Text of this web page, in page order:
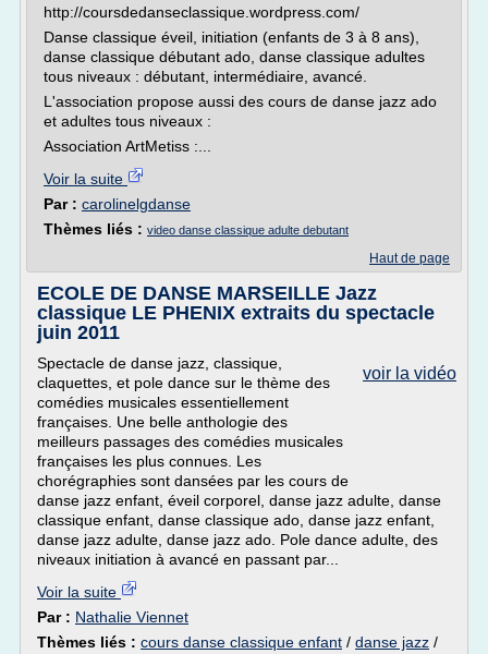
http://coursdedanseclassique.wordpress.com/
Danse classique éveil, initiation (enfants de 3 à 8 ans),
danse classique débutant ado, danse classique adultes
tous niveaux : débutant, intermédiaire, avancé.
L'association propose aussi des cours de danse jazz ado
et adultes tous niveaux :
Association ArtMetiss :...
Voir la suite
Par : carolinelgdanse
Thèmes liés : video danse classique adulte debutant
Haut de page
ECOLE DE DANSE MARSEILLE Jazz
classique LE PHENIX extraits du spectacle
juin 2011
voir la vidéo
Spectacle de danse jazz, classique,
claquettes, et pole dance sur le thème des
comédies musicales essentiellement
françaises. Une belle anthologie des
meilleurs passages des comédies musicales
françaises les plus connues. Les
chorégraphies sont dansées par les cours de
danse jazz enfant, éveil corporel, danse jazz adulte, danse
classique enfant, danse classique ado, danse jazz enfant,
danse jazz adulte, danse jazz ado. Pole dance adulte, des
niveaux initiation à avancé en passant par...
Voir la suite
Par : Nathalie Viennet
Thèmes liés : cours danse classique enfant / danse jazz /